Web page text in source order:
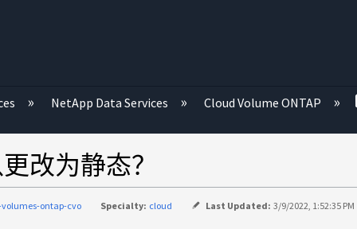
NetApp Data Services Cloud Volume ONTAP
改为静态？
ontap-cvo Specialty: cloud Last Updated: 3/9/2022, 1:52:35 PM